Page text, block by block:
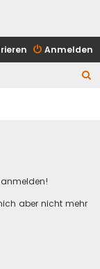
Anmelden
aber nicht mehr